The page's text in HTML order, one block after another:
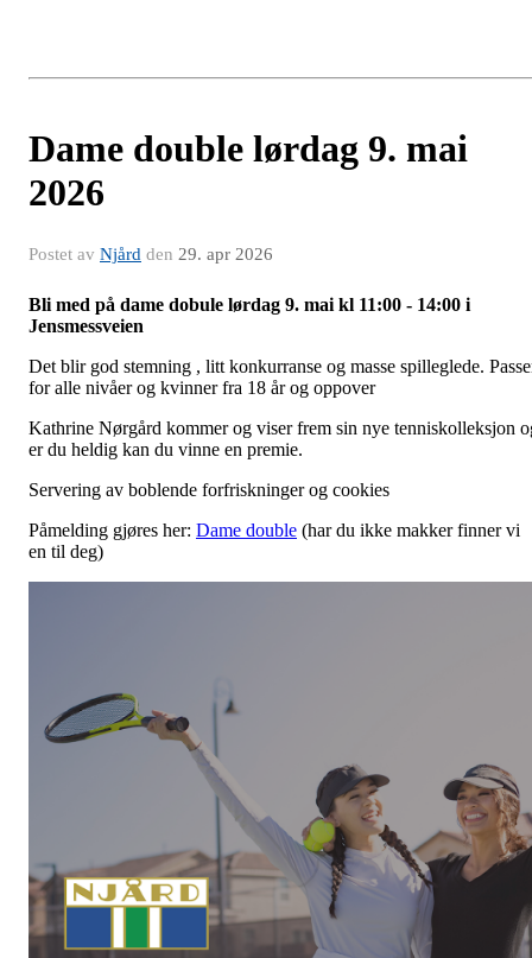
Dame double lørdag 9. mai
2026
Postet av Njård den 29. apr 2026
Bli med på dame dobule lørdag 9. mai kl 11:00 - 14:00 i
Jensmessveien
Det blir god stemning , litt konkurranse og masse spilleglede.
for alle nivåer og kvinner fra 18 år og oppover
Kathrine Nørgård kommer og viser frem sin nye tenniskolleksjon
er du heldig kan du vinne en premie.
Servering av boblende forfriskninger og cookies
Påmelding gjøres her: Dame double (har du ikke makker finner vi
en til deg)